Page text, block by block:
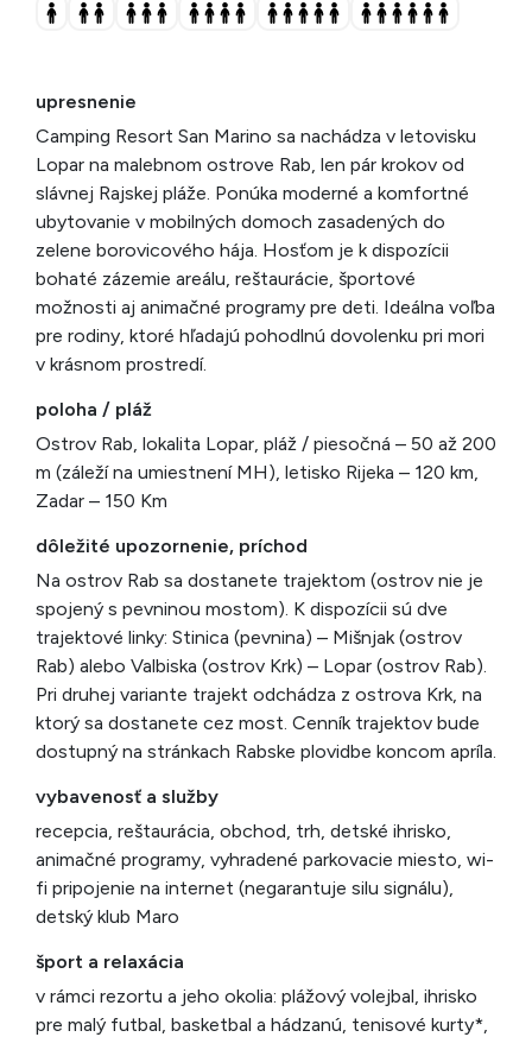
upresnenie
Camping Resort San Marino sa nachádza v letovisku
Lopar na malebnom ostrove Rab, len pár krokov od
slávnej Rajskej pláže. Ponúka moderné a komfortné
ubytovanie v mobilných domoch zasadených do
zelene borovicového hája. Hosťom je k dispozícii
bohaté zázemie areálu, reštaurácie, športové
možnosti aj animačné programy pre deti. Ideálna voľba
pre rodiny, ktoré hľadajú pohodlnú dovolenku pri mori
v krásnom prostredí.
poloha / pláž
Ostrov Rab, lokalita Lopar, pláž / piesočná – 50 až 200
m (záleží na umiestnení MH), letisko Rijeka – 120 km,
Zadar – 150 Km
dôležité upozornenie, príchod
Na ostrov Rab sa dostanete trajektom (ostrov nie je
spojený s pevninou mostom). K dispozícii sú dve
trajektové linky: Stinica (pevnina) – Mišnjak (ostrov
Rab) alebo Valbiska (ostrov Krk) – Lopar (ostrov Rab).
Pri druhej variante trajekt odchádza z ostrova Krk, na
ktorý sa dostanete cez most. Cenník trajektov bude
dostupný na stránkach Rabske plovidbe koncom apríla.
vybavenosť a služby
recepcia, reštaurácia, obchod, trh, detské ihrisko,
animačné programy, vyhradené parkovacie miesto, wi-
fi pripojenie na internet (negarantuje silu signálu),
detský klub Maro
šport a relaxácia
v rámci rezortu a jeho okolia: plážový volejbal, ihrisko
pre malý futbal, basketbal a hádzanú, tenisové kurty*,